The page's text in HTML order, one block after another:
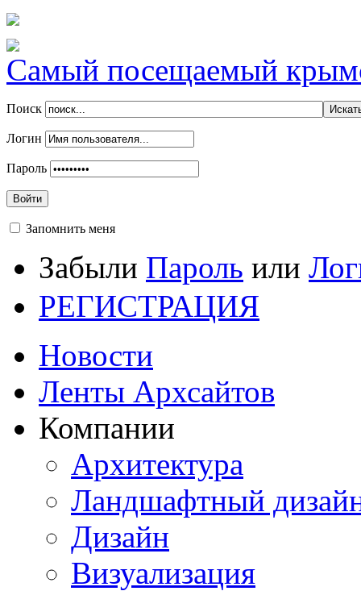
Самый посещаемый
Поиск
Логин
Пароль
Войти
Запомнить меня
Забыли Пароль или
РЕГИСТРАЦИЯ
Новости
Ленты Архсайтов
Компании
Архитектура
Ландшафтный
Дизайн
Визуализация